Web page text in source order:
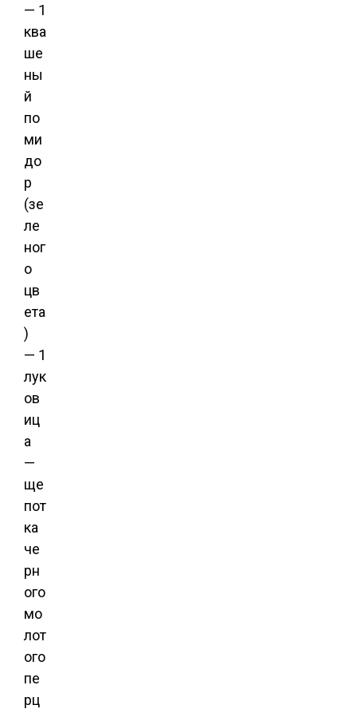
— 1
ква
ше
ны
й
по
ми
до
р
(зе
ле
ног
о
цв
ета
)
— 1
лук
ов
иц
а
—
ще
пот
ка
че
рн
ого
мо
лот
ого
пе
рц